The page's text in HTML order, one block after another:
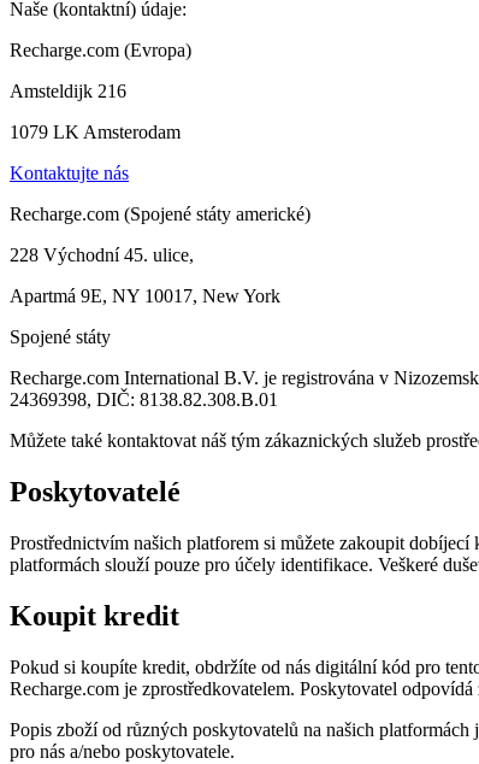
Naše (kontaktní) údaje:
Recharge.com (Evropa)
Amsteldijk 216
1079 LK Amsterodam
Kontaktujte nás
Recharge.com (Spojené státy americké)
228 Východní 45. ulice,
Apartmá 9E, NY 10017, New York
Spojené státy
Recharge.com International B.V. je registrována v
24369398, DIČ: 8138.82.308.B.01
Můžete také kontaktovat náš tým zákaznických služeb
Poskytovatelé
Prostřednictvím našich platforem si můžete zakoupit
platformách slouží pouze pro účely identifikace. Veškeré
Koupit kredit
Pokud si koupíte kredit, obdržíte od nás digitální kód pro
Recharge.com je zprostředkovatelem. Poskytovatel
Popis zboží od různých poskytovatelů na našich
pro nás a/nebo poskytovatele.